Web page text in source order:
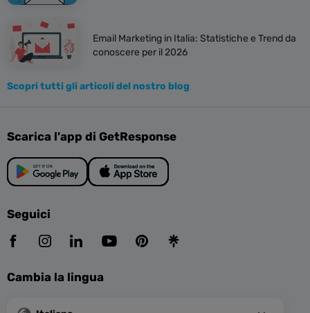
Email Marketing in Italia: Statistiche e Trend da
conoscere per il 2026
Scopri tutti gli articoli del nostro blog
Scarica l'app di GetResponse
Seguici
Cambia la lingua